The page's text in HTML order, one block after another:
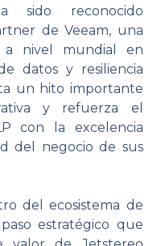
sido reconocido
de Veeam, una
a nivel mundial en
datos y resiliencia
un hito importante
y refuerza el
con la excelencia
del negocio de sus
del ecosistema de
estratégico que